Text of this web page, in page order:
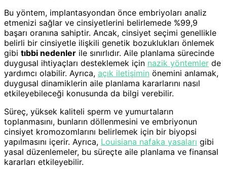
Bu yöntem, implantasyondan önce embriyoları analiz
etmenizi sağlar ve cinsiyetlerini belirlemede %99,9
başarı oranına sahiptir. Ancak, cinsiyet seçimi genellikle
belirli bir cinsiyetle ilişkili genetik bozuklukları önlemek
gibi tıbbi nedenler ile sınırlıdır. Aile planlama sürecinde
duygusal ihtiyaçları desteklemek için nazik yöntemler de
yardımcı olabilir. Ayrıca, açık iletişimin önemini anlamak,
duygusal dinamiklerin aile planlama kararlarını nasıl
etkileyebileceği konusunda da bilgi verebilir.
Süreç, yüksek kaliteli sperm ve yumurtaların
toplanmasını, bunların döllenmesini ve embriyonun
cinsiyet kromozomlarını belirlemek için bir biyopsi
yapılmasını içerir. Ayrıca, Louisiana nafaka yasaları gibi
yasal düzenlemeler, bu süreçte aile planlama ve finansal
kararları etkileyebilir.